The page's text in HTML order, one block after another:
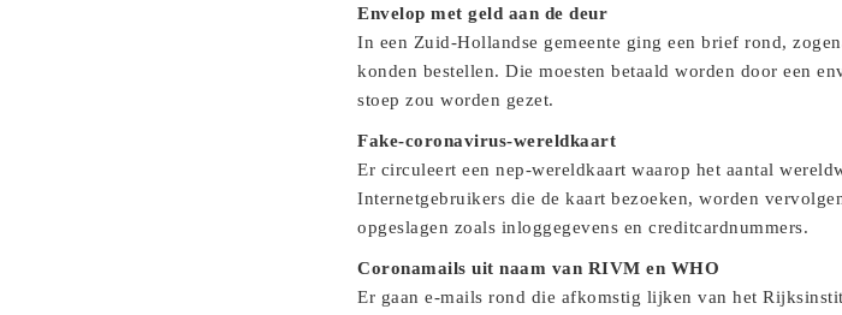
Envelop met geld aan de deur
In een Zuid-Hollandse gemeente ging een brief rond,
konden bestellen. Die moesten betaald worden door een
stoep zou worden gezet.
Fake-coronavirus-wereldkaart
Er circuleert een nep-wereldkaart waarop het aantal
Internetgebruikers die de kaart bezoeken, worden
opgeslagen zoals inloggegevens en creditcardnummers.
Coronamails uit naam van RIVM en WHO
Er gaan e-mails rond die afkomstig lijken van het